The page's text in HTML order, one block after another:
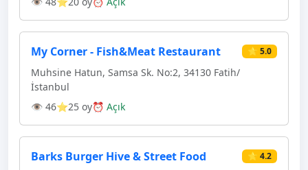
My Corner - Fish&Meat Restaurant ⭐ 5.0
Muhsine Hatun, Samsa Sk. No:2, 34130 Fatih/
İstanbul
👁 46⭐25 oy⏰ Açık
Barks Burger Hive & Street Food ⭐ 4.2